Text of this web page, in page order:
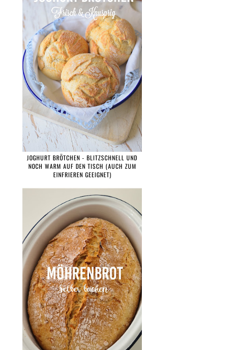
JOGHURT BRÖTCHEN - BLITZSCHNELL UND
NOCH WARM AUF DEN TISCH (AUCH ZUM
EINFRIEREN GEEIGNET)